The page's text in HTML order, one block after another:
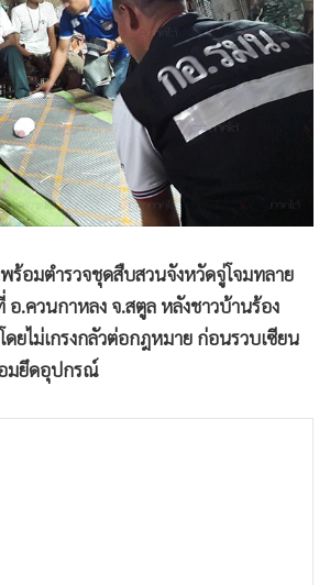
being
& SD
ร้อมตำรวจชุดสืบสวนจังหวัดจู่โจมทลาย
.ควนกาหลง จ.สตูล หลังชาวบ้านร้อง
ดยไม่เกรงกลัวต่อกฎหมาย ก่อนรวบเซียน
มยึดอุปกรณ์